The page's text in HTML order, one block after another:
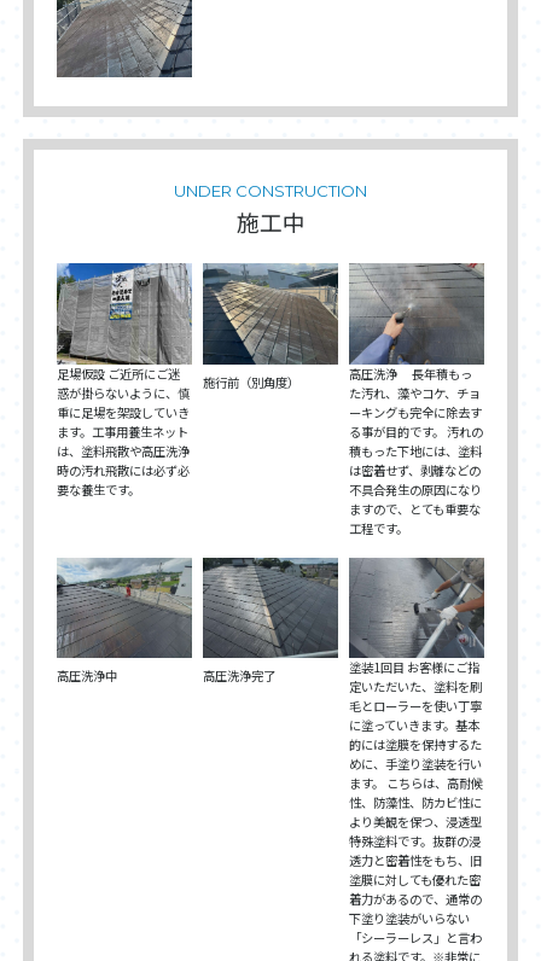
UNDER CONSTRUCTION
施工中
足場仮設 ご近所にご迷
惑が掛らないように、慎
重に足場を架設していき
ます。工事用養生ネット
は、塗料飛散や高圧洗浄
時の汚れ飛散には必ず必
要な養生です。
施行前（別角度）
高圧洗浄 長年積もっ
た汚れ、藻やコケ、チョ
ーキングも完全に除去す
る事が目的です。 汚れの
積もった下地には、塗料
は密着せず、剥離などの
不具合発生の原因になり
ますので、とても重要な
工程です。
高圧洗浄中 高圧洗浄完了
塗装1回目 お客様にご指
定いただいた、塗料を刷
毛とローラーを使い丁寧
に塗っていきます。基本
的には塗膜を保持するた
めに、手塗り塗装を行い
ます。 こちらは、高耐候
性、防藻性、防カビ性に
より美観を保つ、浸透型
特殊塗料です。抜群の浸
透力と密着性をもち、旧
塗膜に対しても優れた密
着力があるので、通常の
下塗り塗装がいらない
「シーラーレス」と言わ
れる塗料です。※非常に